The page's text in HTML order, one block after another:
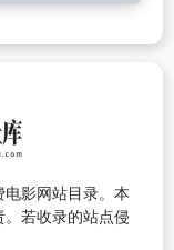
影网站目录。本
。若收录的站点侵